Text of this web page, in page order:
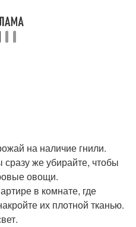
на наличие гнили.
же убирайте, чтобы
овощи.
в комнате, где
их плотной тканью.